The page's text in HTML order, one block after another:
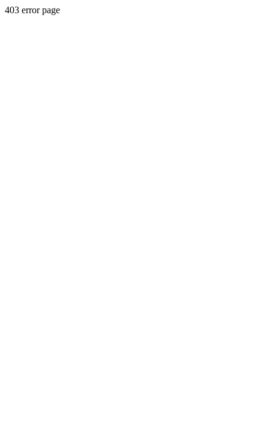
403 error page